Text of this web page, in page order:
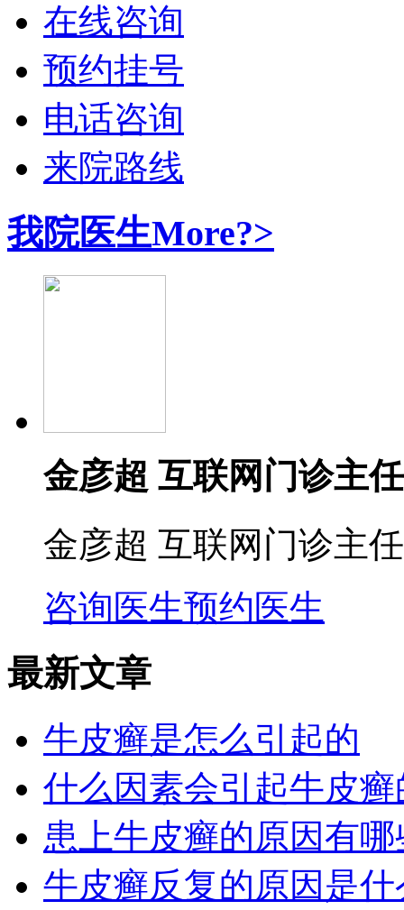
在线咨询
预约挂号
电话咨询
来院路线
我院医生More?>
金彦超 互联网门诊主任
金彦超 互联网门诊主
咨询医生预约医生
最新文章
牛皮癣是怎么引起的
什么因素会引起牛皮
患上牛皮癣的原因有哪
牛皮癣反复的原因是什